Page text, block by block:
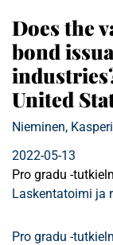
Does the
bond
United
Nieminen, Kasperi
2022-05-13
Pro gradu -
Laskentatoimi ja
Pro gradu -